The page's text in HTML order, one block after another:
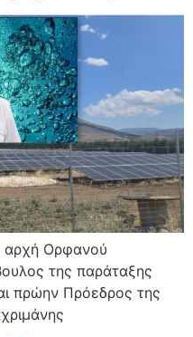
αρχή Ορφανού
της παράταξης
πρώην Πρόεδρος της